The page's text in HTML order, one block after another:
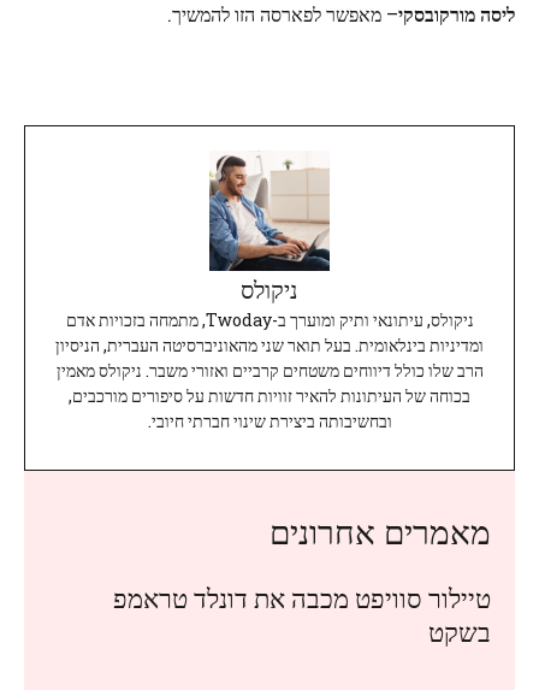
ליסה מורקובסקי– מאפשר לפארסה הזו להמשיך.
ניקולס
ניקולס, עיתונאי ותיק ומוערך ב-Twoday, מתמחה בזכויות אדם
ומדיניות בינלאומית. בעל תואר שני מהאוניברסיטה העברית, הניסיון
הרב שלו כולל דיווחים משטחים קרביים ואזורי משבר. ניקולס מאמין
בכוחה של העיתונות להאיר זוויות חדשות על סיפורים מורכבים,
ובחשיבותה ביצירת שינוי חברתי חיובי.
מאמרים אחרונים
טיילור סוויפט מכבה את דונלד טראמפ
בשקט